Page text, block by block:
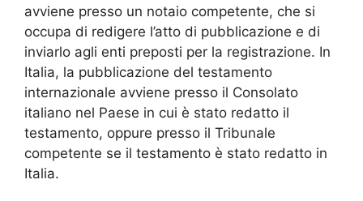
avviene presso un notaio competente, che si
occupa di redigere l’atto di pubblicazione e di
inviarlo agli enti preposti per la registrazione. In
Italia, la pubblicazione del testamento
internazionale avviene presso il Consolato
italiano nel Paese in cui è stato redatto il
testamento, oppure presso il Tribunale
competente se il testamento è stato redatto in
Italia.